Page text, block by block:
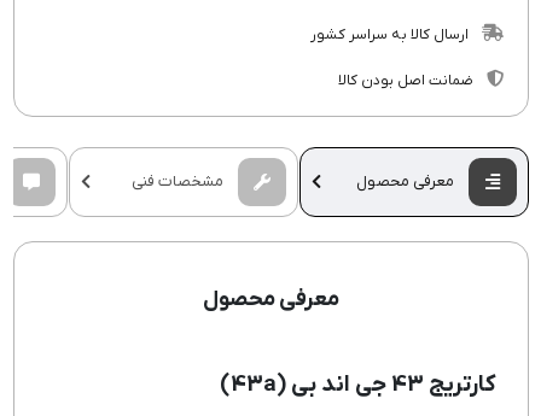
ارسال کالا به سراسر کشور
ضمانت اصل بودن کالا
معرفی محصول مشخصات فنی
معرفی محصول
کارتریج 43 جی اند بی (43a)